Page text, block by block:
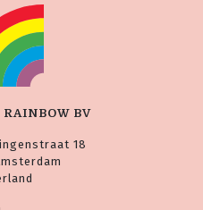
BV
18